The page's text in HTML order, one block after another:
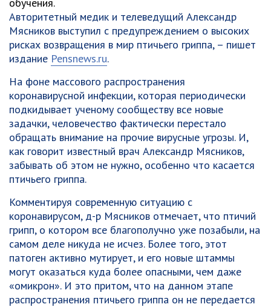
Авторитетный медик и телеведущий Александр
Мясников выступил с предупреждением о высоких
рисках возвращения в мир птичьего гриппа, – пишет
издание Pensnews.ru.
На фоне массового распространения
коронавирусной инфекции, которая периодически
подкидывает ученому сообществу все новые
задачки, человечество фактически перестало
обращать внимание на прочие вирусные угрозы. И,
как говорит известный врач Александр Мясников,
забывать об этом не нужно, особенно что касается
птичьего гриппа.
Комментируя современную ситуацию с
коронавирусом, д-р Мясников отмечает, что птичий
грипп, о котором все благополучно уже позабыли, на
самом деле никуда не исчез. Более того, этот
патоген активно мутирует, и его новые штаммы
могут оказаться куда более опасными, чем даже
«омикрон». И это притом, что на данном этапе
распространения птичьего гриппа он не передается